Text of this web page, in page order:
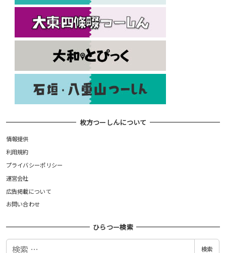
枚方つーしんについて
情報提供
利用規約
プライバシーポリシー
運営会社
広告掲載について
お問い合わせ
ひらつー検索
検
検索